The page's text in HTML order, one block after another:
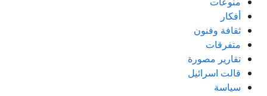
أفكار
ثقافة وفنون
متفرقات
تقارير مصورة
قالت اسرائيل
سياسة